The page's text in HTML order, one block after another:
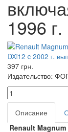
1996
397 грн.
Издательство:
Описание
Renault Magnum